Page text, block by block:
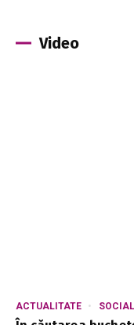
Video
ACTUALITATE SOCIAL